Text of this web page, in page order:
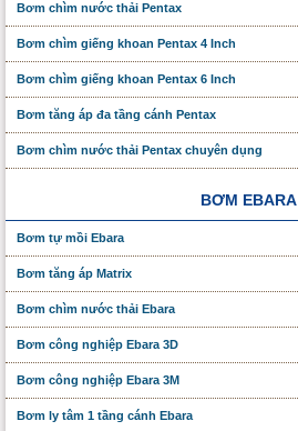
Bơm chìm nước thải Pentax
Bơm chìm giếng khoan Pentax 4 Inch
Bơm chìm giếng khoan Pentax 6 Inch
Bơm tăng áp đa tầng cánh Pentax
Bơm chìm nước thải Pentax chuyên dụng
BƠM EBARA
Bơm tự mồi Ebara
Bơm tăng áp Matrix
Bơm chìm nước thải Ebara
Bơm công nghiệp Ebara 3D
Bơm công nghiệp Ebara 3M
Bơm ly tâm 1 tầng cánh Ebara